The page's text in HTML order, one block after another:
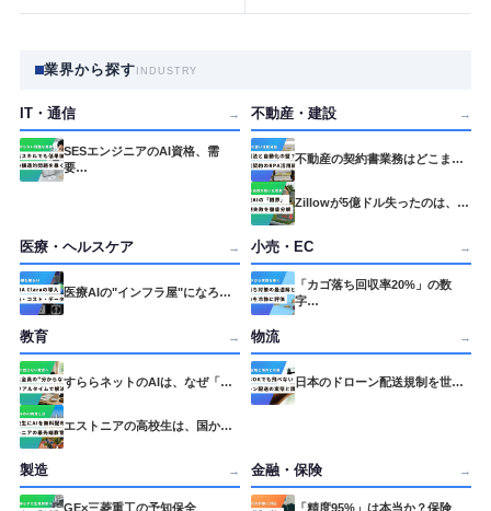
業界から探す INDUSTRY
IT・通信 →
SESエンジニアのAI資格、需
要…
不動産・建設 →
不動産の契約書業務はどこま…
Zillowが5億ドル失ったのは、…
医療・ヘルスケア →
医療AIの"インフラ屋"になろ…
小売・EC →
「カゴ落ち回収率20%」の数
字…
教育 →
すららネットのAIは、なぜ「…
エストニアの高校生は、国か…
物流 →
日本のドローン配送規制を世…
製造 →
GE×三菱重工の予知保全
金融・保険 →
「精度95%」は本当か？保険